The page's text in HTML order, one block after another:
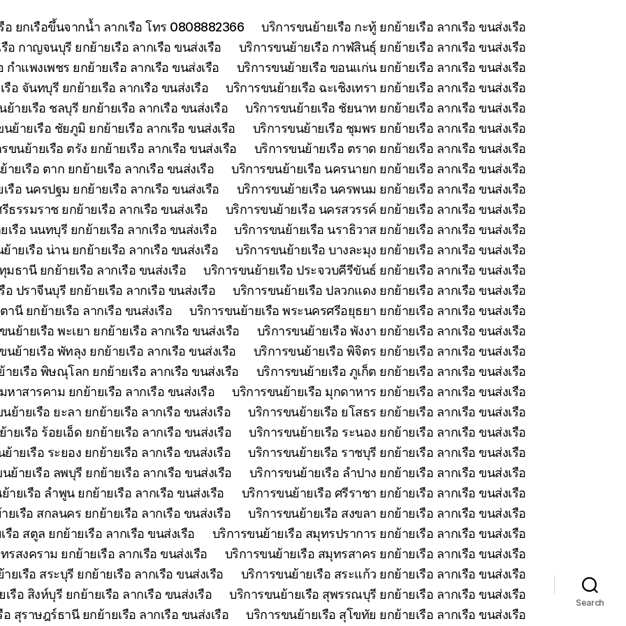
อ ยกเรือขึ้นจากน้ำ ลากเรือ โทร 0808882366
บริการขนย้ายเรือ กะทู้ ยกย้ายเรือ ลากเรือ ขนส่งเรือ
อ กาญจนบุรี ยกย้ายเรือ ลากเรือ ขนส่งเรือ
บริการขนย้ายเรือ กาฬสินธุ์ ยกย้ายเรือ ลากเรือ ขนส่งเรือ
กำแพงเพชร ยกย้ายเรือ ลากเรือ ขนส่งเรือ
บริการขนย้ายเรือ ขอนแก่น ยกย้ายเรือ ลากเรือ ขนส่งเรือ
อ จันทบุรี ยกย้ายเรือ ลากเรือ ขนส่งเรือ
บริการขนย้ายเรือ ฉะเชิงเทรา ยกย้ายเรือ ลากเรือ ขนส่งเรือ
ย้ายเรือ ชลบุรี ยกย้ายเรือ ลากเรือ ขนส่งเรือ
บริการขนย้ายเรือ ชัยนาท ยกย้ายเรือ ลากเรือ ขนส่งเรือ
ย้ายเรือ ชัยภูมิ ยกย้ายเรือ ลากเรือ ขนส่งเรือ
บริการขนย้ายเรือ ชุมพร ยกย้ายเรือ ลากเรือ ขนส่งเรือ
ขนย้ายเรือ ตรัง ยกย้ายเรือ ลากเรือ ขนส่งเรือ
บริการขนย้ายเรือ ตราด ยกย้ายเรือ ลากเรือ ขนส่งเรือ
ายเรือ ตาก ยกย้ายเรือ ลากเรือ ขนส่งเรือ
บริการขนย้ายเรือ นครนายก ยกย้ายเรือ ลากเรือ ขนส่งเรือ
รือ นครปฐม ยกย้ายเรือ ลากเรือ ขนส่งเรือ
บริการขนย้ายเรือ นครพนม ยกย้ายเรือ ลากเรือ ขนส่งเรือ
ธรรมราช ยกย้ายเรือ ลากเรือ ขนส่งเรือ
บริการขนย้ายเรือ นครสวรรค์ ยกย้ายเรือ ลากเรือ ขนส่งเรือ
เรือ นนทบุรี ยกย้ายเรือ ลากเรือ ขนส่งเรือ
บริการขนย้ายเรือ นราธิวาส ยกย้ายเรือ ลากเรือ ขนส่งเรือ
ายเรือ น่าน ยกย้ายเรือ ลากเรือ ขนส่งเรือ
บริการขนย้ายเรือ บางละมุง ยกย้ายเรือ ลากเรือ ขนส่งเรือ
ธานี ยกย้ายเรือ ลากเรือ ขนส่งเรือ
บริการขนย้ายเรือ ประจวบคีรีขันธ์ ยกย้ายเรือ ลากเรือ ขนส่งเรือ
อ ปราจีนบุรี ยกย้ายเรือ ลากเรือ ขนส่งเรือ
บริการขนย้ายเรือ ปลวกแดง ยกย้ายเรือ ลากเรือ ขนส่งเรือ
นี ยกย้ายเรือ ลากเรือ ขนส่งเรือ
บริการขนย้ายเรือ พระนครศรีอยุธยา ยกย้ายเรือ ลากเรือ ขนส่งเรือ
นย้ายเรือ พะเยา ยกย้ายเรือ ลากเรือ ขนส่งเรือ
บริการขนย้ายเรือ พังงา ยกย้ายเรือ ลากเรือ ขนส่งเรือ
นย้ายเรือ พัทลุง ยกย้ายเรือ ลากเรือ ขนส่งเรือ
บริการขนย้ายเรือ พิจิตร ยกย้ายเรือ ลากเรือ ขนส่งเรือ
ยเรือ พิษณุโลก ยกย้ายเรือ ลากเรือ ขนส่งเรือ
บริการขนย้ายเรือ ภูเก็ต ยกย้ายเรือ ลากเรือ ขนส่งเรือ
หาสารคาม ยกย้ายเรือ ลากเรือ ขนส่งเรือ
บริการขนย้ายเรือ มุกดาหาร ยกย้ายเรือ ลากเรือ ขนส่งเรือ
ย้ายเรือ ยะลา ยกย้ายเรือ ลากเรือ ขนส่งเรือ
บริการขนย้ายเรือ ยโสธร ยกย้ายเรือ ลากเรือ ขนส่งเรือ
ยเรือ ร้อยเอ็ด ยกย้ายเรือ ลากเรือ ขนส่งเรือ
บริการขนย้ายเรือ ระนอง ยกย้ายเรือ ลากเรือ ขนส่งเรือ
ายเรือ ระยอง ยกย้ายเรือ ลากเรือ ขนส่งเรือ
บริการขนย้ายเรือ ราชบุรี ยกย้ายเรือ ลากเรือ ขนส่งเรือ
ย้ายเรือ ลพบุรี ยกย้ายเรือ ลากเรือ ขนส่งเรือ
บริการขนย้ายเรือ ลำปาง ยกย้ายเรือ ลากเรือ ขนส่งเรือ
ายเรือ ลำพูน ยกย้ายเรือ ลากเรือ ขนส่งเรือ
บริการขนย้ายเรือ ศรีราชา ยกย้ายเรือ ลากเรือ ขนส่งเรือ
ยเรือ สกลนคร ยกย้ายเรือ ลากเรือ ขนส่งเรือ
บริการขนย้ายเรือ สงขลา ยกย้ายเรือ ลากเรือ ขนส่งเรือ
รือ สตูล ยกย้ายเรือ ลากเรือ ขนส่งเรือ
บริการขนย้ายเรือ สมุทรปราการ ยกย้ายเรือ ลากเรือ ขนส่งเรือ
รสงคราม ยกย้ายเรือ ลากเรือ ขนส่งเรือ
บริการขนย้ายเรือ สมุทรสาคร ยกย้ายเรือ ลากเรือ ขนส่งเรือ
ยเรือ สระบุรี ยกย้ายเรือ ลากเรือ ขนส่งเรือ
บริการขนย้ายเรือ สระแก้ว ยกย้ายเรือ ลากเรือ ขนส่งเรือ
รือ สิงห์บุรี ยกย้ายเรือ ลากเรือ ขนส่งเรือ
บริการขนย้ายเรือ สุพรรณบุรี ยกย้ายเรือ ลากเรือ ขนส่งเรือ
สุราษฎร์ธานี ยกย้ายเรือ ลากเรือ ขนส่งเรือ
บริการขนย้ายเรือ สุโขทัย ยกย้ายเรือ ลากเรือ ขนส่งเรือ
Search